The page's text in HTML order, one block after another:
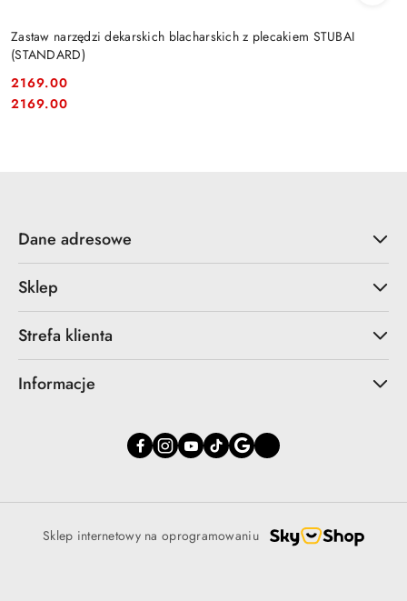
Zastaw narzędzi dekarskich blacharskich z plecakiem STUBAI
(STANDARD)
Cena:
2169.00
Cena:
2169.00
Dane adresowe
Sklep
Strefa klienta
Informacje
Sklep internetowy na oprogramowaniu